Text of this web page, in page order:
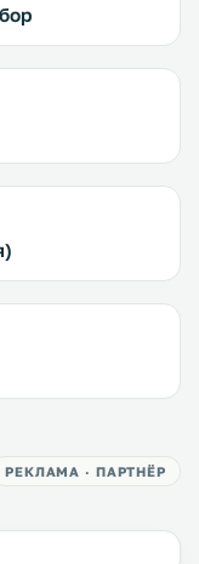
РЕКЛАМА · ПАРТНЁР